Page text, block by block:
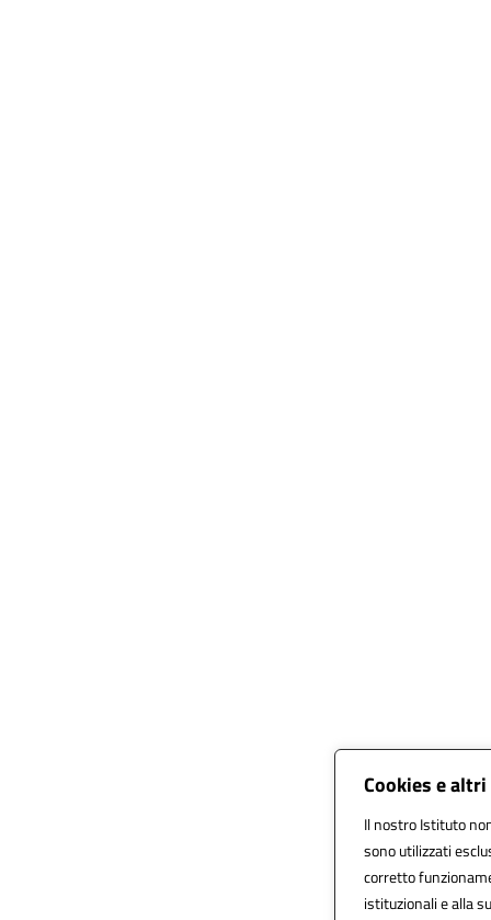
Cookies e
Il nostro Istituto
sono utilizzati
corretto
istituzionali e alla